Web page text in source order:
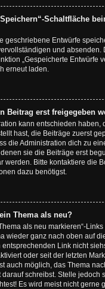
Schaltfläche
geschriebene Entwürfe
und absenden.
„Gespeicherte Entwürfe
erneut laden.
Beitrag erst freigegeben
kann entschieden haben,
hast, die Beiträge zuerst
die Administration dich zu
sie die Beiträge erst
werden. Bitte kontaktiere die
dazu benötigst.
Thema als neu?
als neu markieren“-
wieder ganz nach oben auf
entsprechenden Link nicht
oder seit der letzten
auch möglich, das Thema
schreibst. Stelle jedoch
Es wird meist nicht gerne